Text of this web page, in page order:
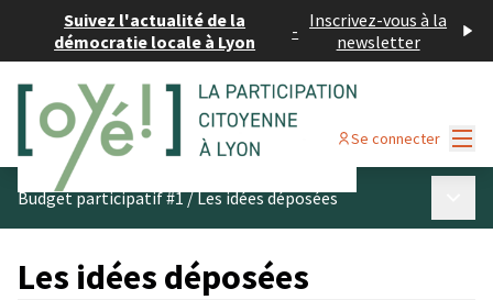
Suivez l'actualité de la
démocratie locale à Lyon
- Inscrivez-vous à la
newsletter
Se connecter
Budget participatif #1/Les idées déposées
Les idées déposées